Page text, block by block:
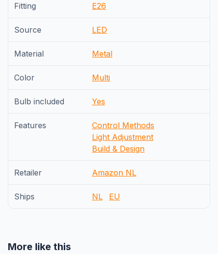
Fitting E26
Source LED
Material Metal
Color Multi
Bulb included Yes
Features
Control Methods
Light Adjustment
Build & Design
Retailer Amazon NL
Ships NL EU
More like this